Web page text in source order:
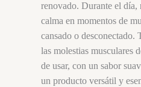
renovado. Durante el día,
calma en momentos de
cansado o desconectado.
las molestias musculares
de usar, con un sabor
un producto versátil y